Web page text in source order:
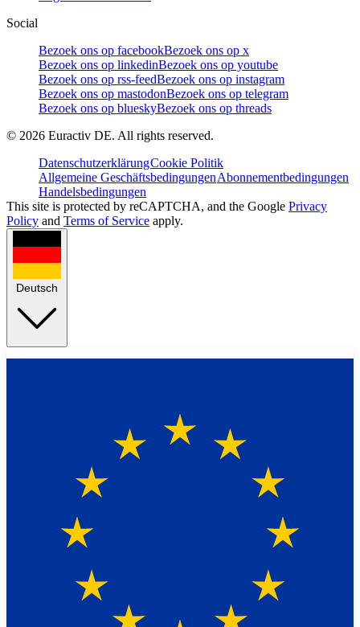
Social
Bezoek ons op facebookBezoek ons op x
Bezoek ons op linkedinBezoek ons op youtube
Bezoek ons op rss-feedBezoek ons op instagram
Bezoek ons op mastodonBezoek ons op telegram
Bezoek ons op blueskyBezoek ons op threads
© 2026 Euractiv DE. All rights reserved.
DatenschutzerklärungCookie Politik
Allgemeine GeschäftsbedingungenAbonnementbedingungen
Handelsbedingungen
This site is protected by reCAPTCHA, and the Google Privacy
Policy and Terms of Service apply.
Deutsch